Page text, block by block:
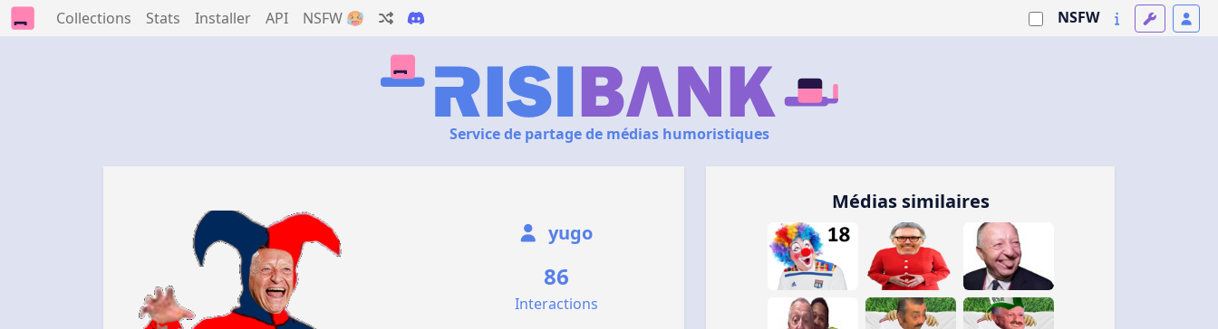
Collections Stats Installer API NSFW 🥵 NSFW
Service de partage de médias humoristiques
yugo
86
Interactions
Médias similaires